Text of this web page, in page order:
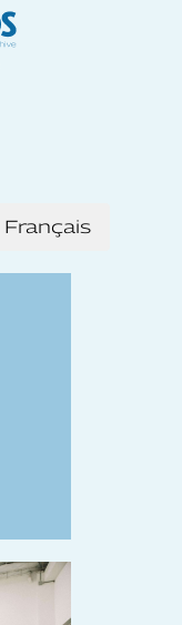
Français